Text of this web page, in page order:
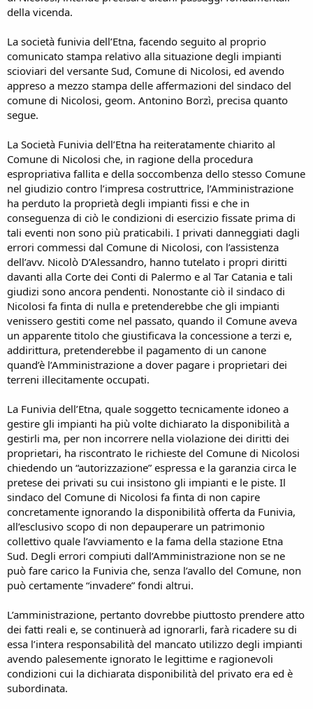
della vicenda.
La società funivia dell’Etna, facendo seguito al proprio
comunicato stampa relativo alla situazione degli impianti
scioviari del versante Sud, Comune di Nicolosi, ed avendo
appreso a mezzo stampa delle affermazioni del sindaco del
comune di Nicolosi, geom. Antonino Borzì, precisa quanto
segue.
La Società Funivia dell’Etna ha reiteratamente chiarito al
Comune di Nicolosi che, in ragione della procedura
espropriativa fallita e della soccombenza dello stesso Comune
nel giudizio contro l’impresa costruttrice, l’Amministrazione
ha perduto la proprietà degli impianti fissi e che in
conseguenza di ciò le condizioni di esercizio fissate prima di
tali eventi non sono più praticabili. I privati danneggiati dagli
errori commessi dal Comune di Nicolosi, con l’assistenza
dell’avv. Nicolò D’Alessandro, hanno tutelato i propri diritti
davanti alla Corte dei Conti di Palermo e al Tar Catania e tali
giudizi sono ancora pendenti. Nonostante ciò il sindaco di
Nicolosi fa finta di nulla e pretenderebbe che gli impianti
venissero gestiti come nel passato, quando il Comune aveva
un apparente titolo che giustificava la concessione a terzi e,
addirittura, pretenderebbe il pagamento di un canone
quand’è l’Amministrazione a dover pagare i proprietari dei
terreni illecitamente occupati.
La Funivia dell’Etna, quale soggetto tecnicamente idoneo a
gestire gli impianti ha più volte dichiarato la disponibilità a
gestirli ma, per non incorrere nella violazione dei diritti dei
proprietari, ha riscontrato le richieste del Comune di Nicolosi
chiedendo un “autorizzazione” espressa e la garanzia circa le
pretese dei privati su cui insistono gli impianti e le piste. Il
sindaco del Comune di Nicolosi fa finta di non capire
concretamente ignorando la disponibilità offerta da Funivia,
all’esclusivo scopo di non depauperare un patrimonio
collettivo quale l’avviamento e la fama della stazione Etna
Sud. Degli errori compiuti dall’Amministrazione non se ne
può fare carico la Funivia che, senza l’avallo del Comune, non
può certamente “invadere” fondi altrui.
L’amministrazione, pertanto dovrebbe piuttosto prendere atto
dei fatti reali e, se continuerà ad ignorarli, farà ricadere su di
essa l’intera responsabilità del mancato utilizzo degli impianti
avendo palesemente ignorato le legittime e ragionevoli
condizioni cui la dichiarata disponibilità del privato era ed è
subordinata.